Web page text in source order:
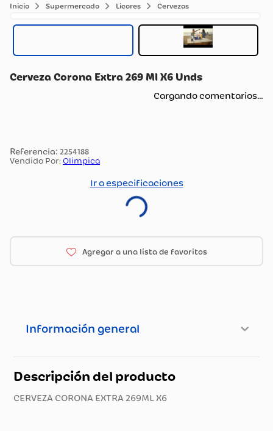
Supermercado Licores Cervezas
Cerveza Corona Extra 269 Ml X6 Unds
Cargando comentarios…
: 2254188
Vendido Por: Olimpica
Ir a especificaciones
Información general
Descripción del producto
CERVEZA CORONA EXTRA 269ML X6